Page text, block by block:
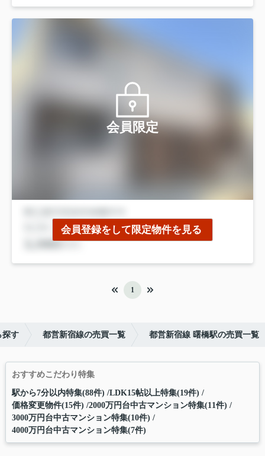
会員限定
会員登録をして限定物件を見る
1
探す 都営新宿線の売買一覧 都営新宿線 曙橋駅の売買一覧
おすすめこだわり特集
駅から7分以内特集(88件) LDK15帖以上特集(19件)
価格変更物件(15件) 2000万円台中古マンション特集(11件)
3000万円台中古マンション特集(10件)
4000万円台中古マンション特集(7件)